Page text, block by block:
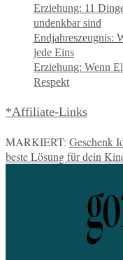
Erziehung: 11
undenkbar sind
Endjahreszeugnis:
jede Eins
Erziehung: Wenn
Respekt
*Affiliate-Links
MARKIERT: Geschenk
beste Lösung für dein